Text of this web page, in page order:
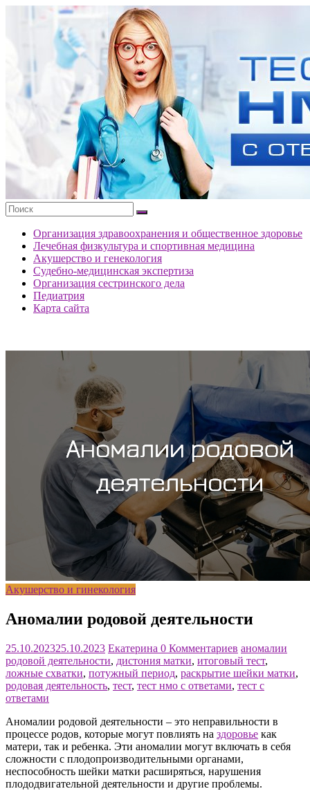
содержимому
портала
ответами
Организация здравоохранения и общественное здоровье
Лечебная физкультура и спортивная медицина
Акушерство и генекология
Судебно-медицинская экспертиза
Организация сестринского дела
Педиатрия
Карта сайта
Акушерство и гинекология
Аномалии родовой деятельности
25.10.202325.10.2023 Екатерина 0 Комментариев аномалии
родовой деятельности, дистония матки, итоговый тест,
ложные схватки, потужный период, раскрытие шейки матки,
родовая деятельность, тест, тест нмо с ответами, тест с
ответами
Аномалии родовой деятельности – это неправильности в
процессе родов, которые могут повлиять на здоровье как
матери, так и ребенка. Эти аномалии могут включать в себя
сложности с плодопроизводительными органами,
неспособность шейки матки расширяться, нарушения
плододвигательной деятельности и другие проблемы.